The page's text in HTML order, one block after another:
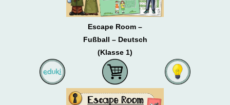
Escape Room –
Fußball – Deutsch
(Klasse 1)